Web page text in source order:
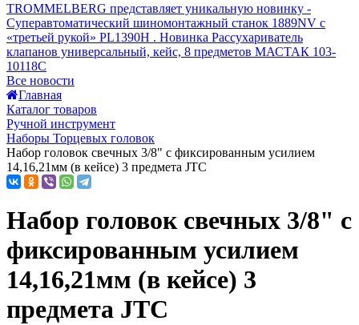
TROMMELBERG представляет уникальную новинку -
Суперавтоматический шиномонтажный станок 1889NV с
«третьей рукой» PL1390H . Новинка Рассухариватель
клапанов универсальный, кейс, 8 предметов МАСТАК 103-
10118C
Все новости
Главная
Каталог товаров
Ручной инструмент
Наборы Торцевых головок
Набор головок свечных 3/8" с фиксированным усилием
14,16,21мм (в кейсе) 3 предмета JTC
Набор головок свечных 3/8" с
фиксированным усилием
14,16,21мм (в кейсе) 3
предмета JTC